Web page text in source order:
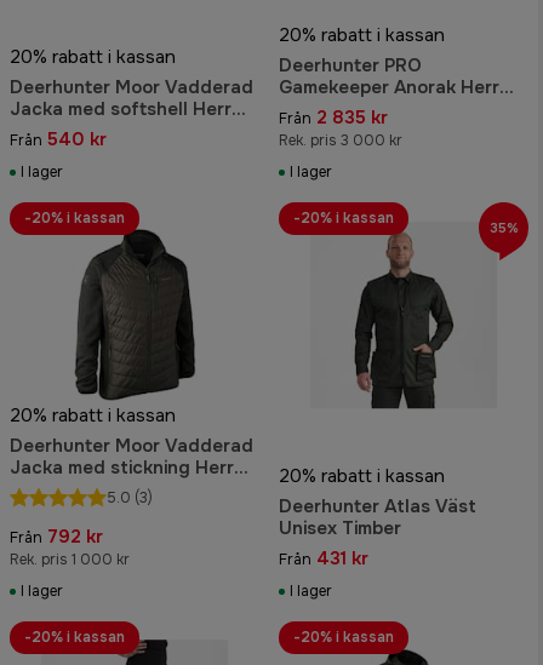
20% rabatt i kassan
Deerhunter Moor Vadderad
Jacka med softshell Herr
Adventure Green
Från 540 kr
I lager
20% rabatt i kassan
Deerhunter PRO
Gamekeeper Anorak Herr
Turf
Från 2 835 kr
Rek. pris 3 000 kr
I lager
20% rabatt i kassan
Deerhunter Moor Vadderad
Jacka med stickning Herr
Timber
5.0 (3)
Från 792 kr
Rek. pris 1 000 kr
I lager
-20% i kassan
20% rabatt i kassan
Deerhunter Atlas Väst
Unisex Timber
Från 431 kr
I lager
-20% i kassan 35%
-20% i kassan -20% i kassan